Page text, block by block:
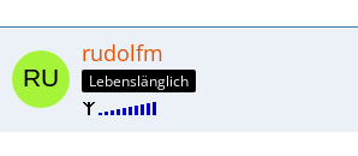
rudolfm
Lebenslänglich